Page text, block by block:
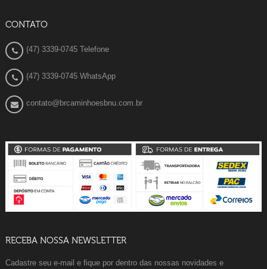
CONTATO
(47) 3339-0745 Telefone
(47) 3339-0745 WhatsApp
contato@brcaminhoesbnu.com.br
RECEBA NOSSA NEWSLETTER
Cadastre seu e-mail e fique por dentro das nossas novidades e